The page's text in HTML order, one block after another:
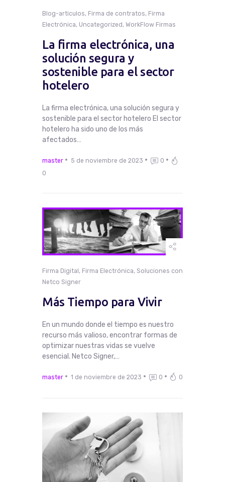
Blog-articulos, Firma de contratos, Firma
Electrónica, Uncategorized , WorkFlow Firmas
La firma electrónica, una
solución segura y
sostenible para el sector
hotelero
La firma electrónica, una solución segura y
sostenible para el sector hotelero El sector
hotelero ha sido uno de los más
afectados…
master 5 de noviembre de 2023
0
0
Firma Digital, Firma Electrónica, Soluciones con
Netco Signer
Más Tiempo para Vivir
En un mundo donde el tiempo es nuestro
recurso más valioso, encontrar formas de
optimizar nuestras vidas se vuelve
esencial. Netco Signer,…
master 1 de noviembre de 2023 0 0